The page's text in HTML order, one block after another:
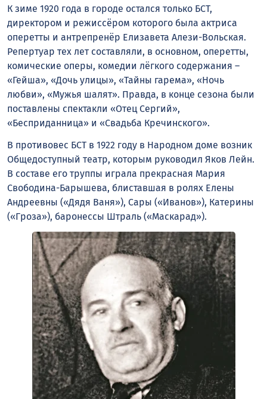
К зиме 1920 года в городе остался только БСТ,
директором и режиссёром которого была актриса
оперетты и антрепренёр Елизавета Алези-Вольская.
Репертуар тех лет составляли, в основном, оперетты,
комические оперы, комедии лёгкого содержания –
«Гейша», «Дочь улицы», «Тайны гарема», «Ночь
любви», «Мужья шалят». Правда, в конце сезона были
поставлены спектакли «Отец Сергий»,
«Бесприданница» и «Свадьба Кречинского».
В противовес БСТ в 1922 году в Народном доме возник
Общедоступный театр, которым руководил Яков Лейн.
В составе его труппы играла прекрасная Мария
Свободина-Барышева, блиставшая в ролях Елены
Андреевны («Дядя Ваня»), Сары («Иванов»), Катерины
(«Гроза»), баронессы Штраль («Маскарад»).